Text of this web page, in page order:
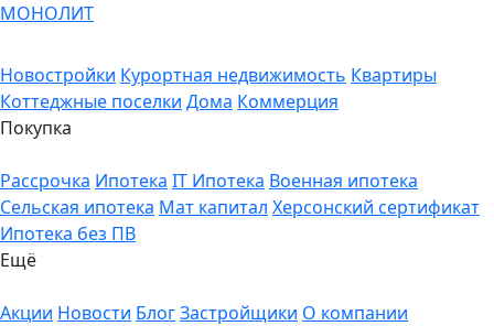
МОНОЛИТ
Новостройки Курортная недвижимость Квартиры
Коттеджные поселки Дома Коммерция
Покупка
Рассрочка Ипотека IT Ипотека Военная ипотека
Сельская ипотека Мат капитал Херсонский сертификат
Ипотека без ПВ
Ещё
Акции Новости БлогЗастройщики О компании